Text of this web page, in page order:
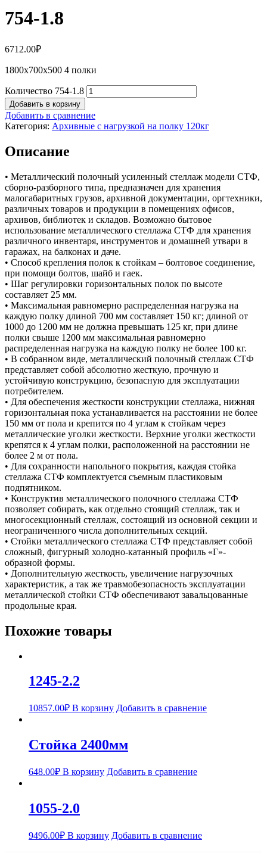
754-1.8
6712.00₽
1800х700х500 4 полки
Количество 754-1.8
Добавить в корзину
Добавить в сравнение
Категория: Архивные с нагрузкой на полку 120кг
Описание
• Металлический полочный усиленный стеллаж модели СТФ,
сборно-разборного типа, предназначен для хранения
малогабаритных грузов, архивной документации, оргтехники,
различных товаров и продукции в помещениях офисов,
архивов, библиотек и складов. Возможно бытовое
использование металлического стеллажа СТФ для хранения
различного инвентаря, инструментов и домашней утвари в
гаражах, на балконах и даче.
• Способ крепления полок к стойкам – болтовое соединение,
при помощи болтов, шайб и гаек.
• Шаг регулировки горизонтальных полок по высоте
составляет 25 мм.
• Максимальная равномерно распределенная нагрузка на
каждую полку длиной 700 мм составляет 150 кг; длиной от
1000 до 1200 мм не должна превышать 125 кг, при длине
полки свыше 1200 мм максимальная равномерно
распределенная нагрузка на каждую полку не более 100 кг.
• В собранном виде, металлический полочный стеллаж СТФ
представляет собой абсолютно жесткую, прочную и
устойчивую конструкцию, безопасную для эксплуатации
потребителем.
• Для обеспечения жесткости конструкции стеллажа, нижняя
горизонтальная пока устанавливается на расстоянии не более
150 мм от пола и крепится по 4 углам к стойкам через
металлические уголки жесткости. Верхние уголки жесткости
крепятся к 4 углам полки, расположенной на расстоянии не
более 2 м от пола.
• Для сохранности напольного покрытия, каждая стойка
стеллажа СТФ комплектуется съемным пластиковым
подпятником.
• Конструктив металлического полочного стеллажа СТФ
позволяет собирать, как отдельно стоящий стеллаж, так и
многосекционный стеллаж, состоящий из основной секции и
неограниченного числа дополнительных секций.
• Стойки металлического стеллажа СТФ представляет собой
сложный, фигурный холодно-катанный профиль «Г»-
образной формы.
• Дополнительную жесткость, увеличение нагрузочных
характеристик, а так же травмобезопасность эксплуатации
металлической стойки СТФ обеспечивают завальцованные
продольные края.
Похожие товары
1245-2.2
10857.00₽ В корзину Добавить в сравнение
Стойка 2400мм
648.00₽ В корзину Добавить в сравнение
1055-2.0
9496.00₽ В корзину Добавить в сравнение